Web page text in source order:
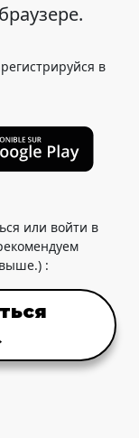
в
или войти в
: